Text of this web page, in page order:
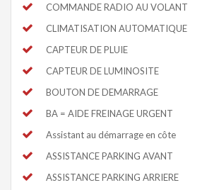
COMMANDE RADIO AU VOLANT
CLIMATISATION AUTOMATIQUE
CAPTEUR DE PLUIE
CAPTEUR DE LUMINOSITE
BOUTON DE DEMARRAGE
BA = AIDE FREINAGE URGENT
Assistant au démarrage en côte
ASSISTANCE PARKING AVANT
ASSISTANCE PARKING ARRIERE